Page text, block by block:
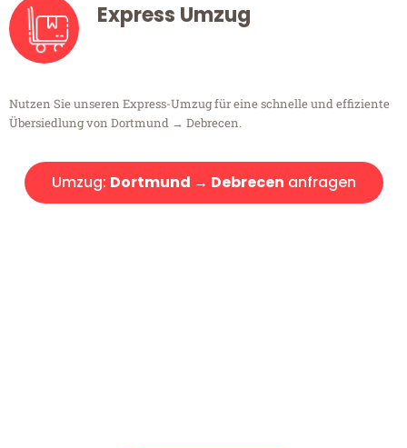
Express Umzug
Nutzen Sie unseren Express-Umzug für eine schnelle und effiziente
Übersiedlung von Dortmund → Debrecen.
Umzug: Dortmund → Debrecen anfragen